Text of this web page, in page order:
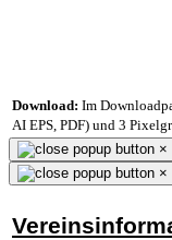
Download: Im
AI EPS, PDF) und 3
×
×